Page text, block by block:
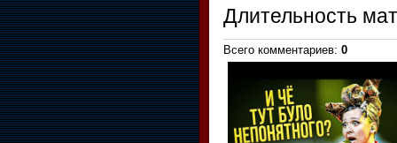
Длительность
Всего комментариев: 0